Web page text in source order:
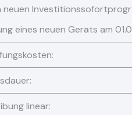
neuen
eines neuen Geräts am
linear: